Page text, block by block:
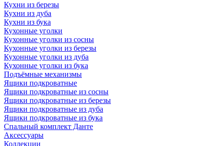
Кухни из березы
Кухни из дуба
Кухни из бука
Кухонные уголки
Кухонные уголки из сосны
Кухонные уголки из березы
Кухонные уголки из дуба
Кухонные уголки из бука
Подъёмные механизмы
Ящики подкроватные
Ящики подкроватные из сосны
Ящики подкроватные из березы
Ящики подкроватные из дуба
Ящики подкроватные из бука
Спальный комплект Данте
Аксессуары
Коллекции